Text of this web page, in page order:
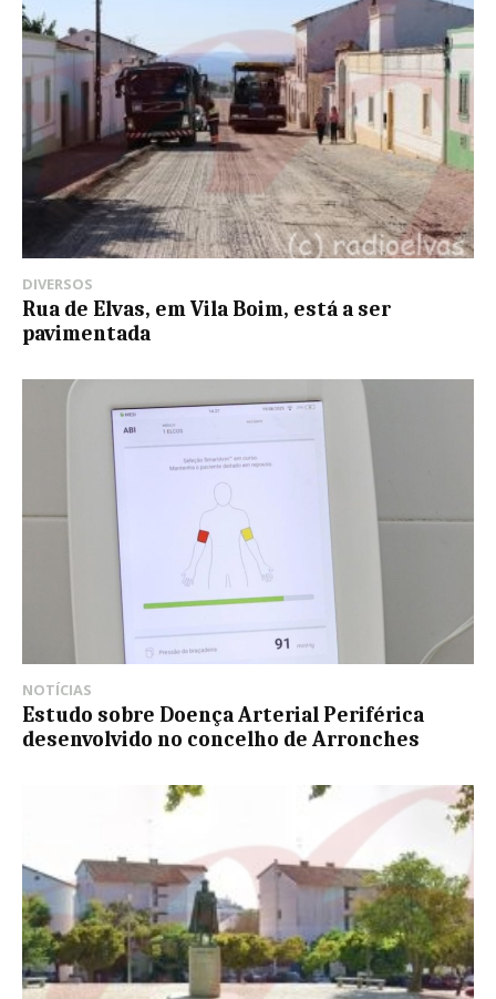
DIVERSOS
Rua de Elvas, em Vila Boim, está a ser
pavimentada
NOTÍCIAS
Estudo sobre Doença Arterial Periférica
desenvolvido no concelho de Arronches